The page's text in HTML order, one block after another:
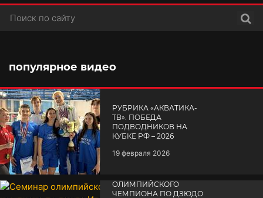
популярное видео
РУБРИКА «АКВАТИКА-
TВ». ПОБЕДА
ПОДВОДНИКОВ НА
КУБКЕ РФ – 2026
19 февраля 2026
ОЛИМПИЙСКОГО
ЧЕМПИОНА ПО ДЗЮДО